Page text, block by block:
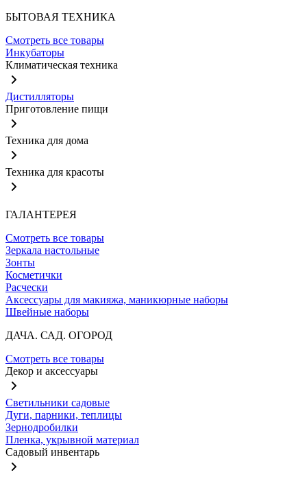
БЫТОВАЯ ТЕХНИКА
Смотреть все товары
Инкубаторы
Климатическая техника
Дистилляторы
Приготовление пищи
Техника для дома
Техника для красоты
ГАЛАНТЕРЕЯ
Смотреть все товары
Зеркала настольные
Зонты
Косметички
Расчески
Аксессуары для макияжа, маникюрные наборы
Швейные наборы
ДАЧА. САД. ОГОРОД
Смотреть все товары
Декор и аксессуары
Светильники садовые
Дуги, парники, теплицы
Зернодробилки
Пленка, укрывной материал
Садовый инвентарь